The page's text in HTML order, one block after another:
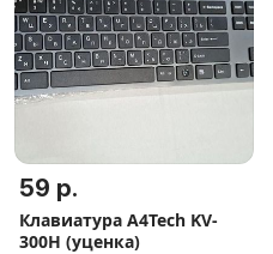
59 р.
Клавиатура A4Tech KV-
300H (уценка)